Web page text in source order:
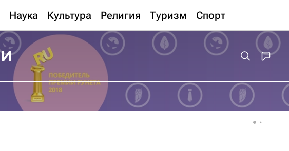
Наука Культура Религия Туризм Спорт